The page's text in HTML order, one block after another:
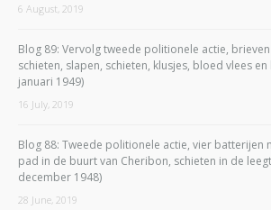
6 August, 2019
Blog 89: Vervolg tweede politionele actie,
schieten, slapen, schieten, klusjes, bloed vlees
januari 1949)
16 July, 2019
Blog 88: Tweede politionele actie, vier batterijen
pad in de buurt van Cheribon, schieten in de
december 1948)
28 June, 2019